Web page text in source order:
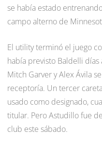
se había estado
campo alterno de
El utility terminó el juego
había previsto Baldelli días
Mitch Garver y Alex Ávila
receptoría. Un tercer
usado como designado,
titular. Pero Astudillo fue
club este sábado.